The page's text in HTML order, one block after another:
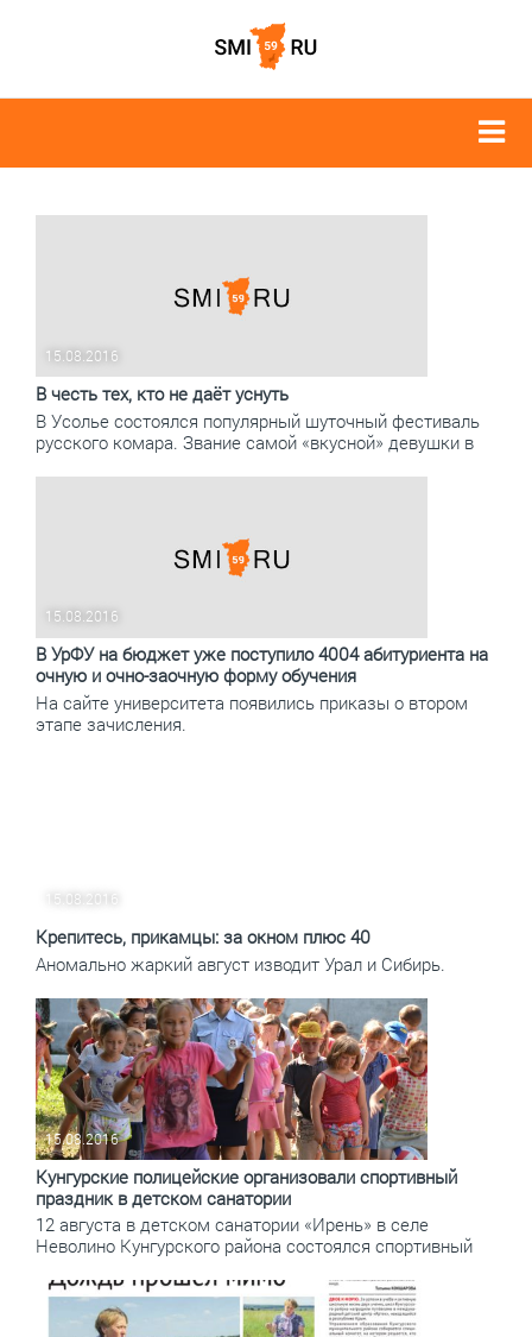
15.08.2016
В честь тех, кто не даёт уснуть
В Усолье состоялся популярный шуточный фестиваль
русского комара. Звание самой «вкусной» девушки в
15.08.2016
В УрФУ на бюджет уже поступило 4004 абитуриента на
очную и очно-заочную форму обучения
На сайте университета появились приказы о втором
этапе зачисления.
15.08.2016
Крепитесь, прикамцы: за окном плюс 40
Аномально жаркий август изводит Урал и Сибирь.
15.08.2016
Кунгурские полицейские организовали спортивный
праздник в детском санатории
12 августа в детском санатории «Ирень» в селе
Неволино Кунгурского района состоялся спортивный